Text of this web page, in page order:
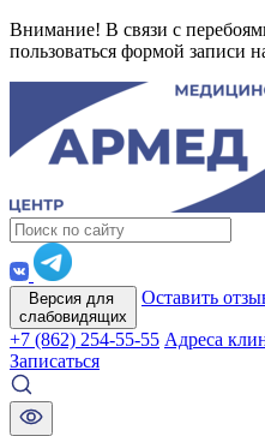
Внимание! В связи с
пользоваться формой записи
Версия для
слабовидящих
Оставить
+7 (862) 254-55-55 Адреса
Записаться